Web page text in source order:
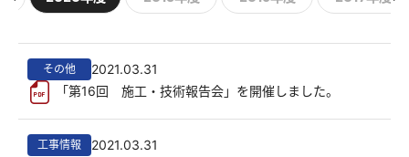
その他
2021.03.31
「第16回 施工・技術報告会」を開催しました。
工事情報
2021.03.31